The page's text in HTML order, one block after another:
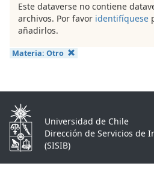
Este dataverse no contiene
archivos. Por favor identifíquese
añadirlos.
Materia: Otro
Universidad de Chile
Dirección de Servicios de
(SISIB)